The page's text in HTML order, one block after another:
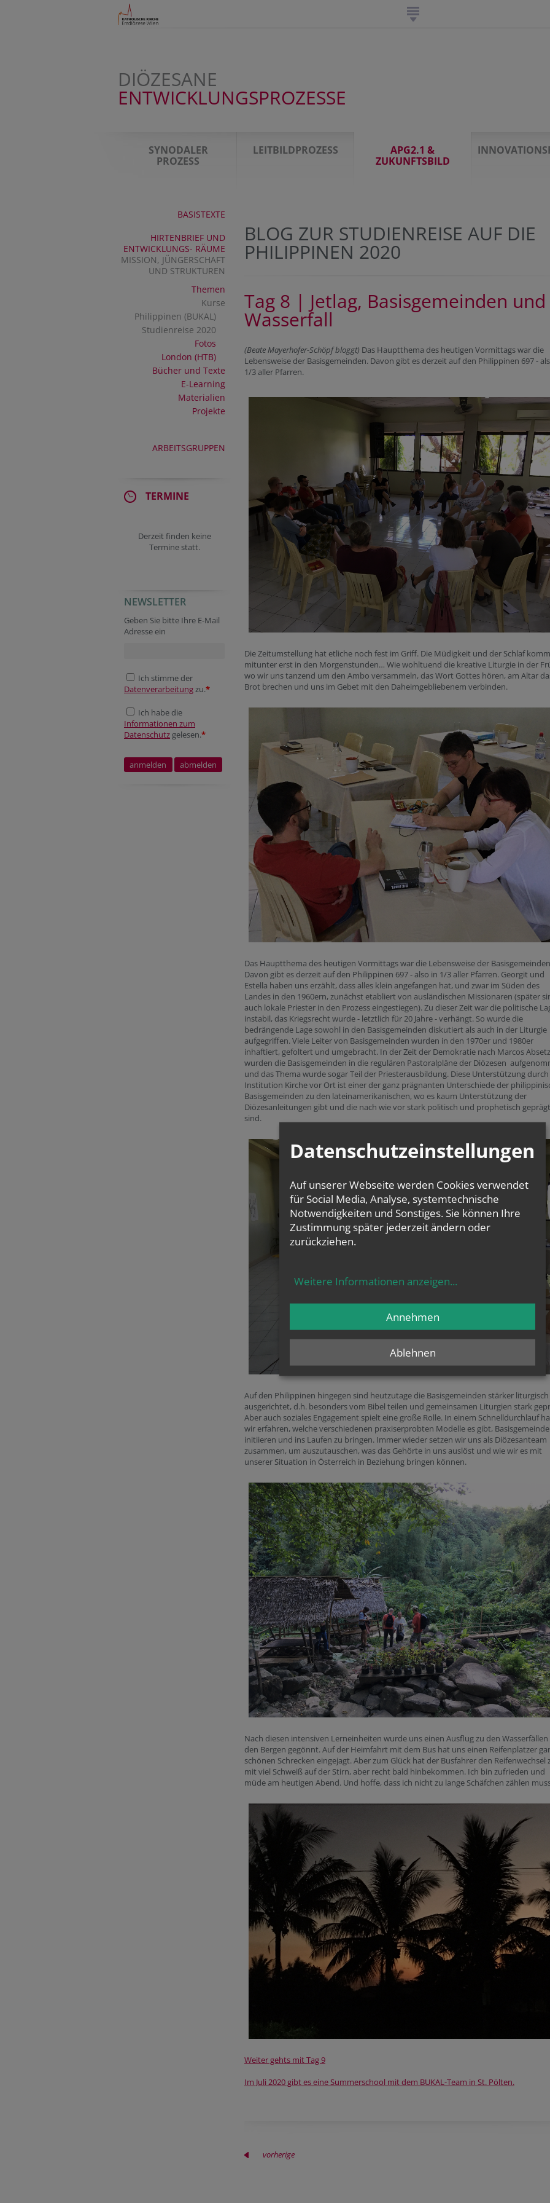
DIÖZESANE
ENTWICKLUNGSPROZESSE
SYNODALER
PROZESS
LEITBILDPROZESS
APG2.1 &
ZUKUNFTSBILD
BASISTEXTE
HIRTENBRIEF UND
ENTWICKLUNGS- RÄUME
MISSION, JÜNGERSCHAFT
UND STRUKTUREN
Themen
Kurse
Philippinen (BUKAL)
Studienreise 2020
Fotos
London (HTB)
Bücher und Texte
E-Learning
Materialien
Projekte
ARBEITSGRUPPEN
TERMINE
Derzeit finden keine
Termine statt.
NEWSLETTER
Geben Sie bitte Ihre E-Mail
Adresse ein
Ich stimme der
Datenverarbeitungzu.*
Ich habe die
Informationen zum
Datenschutz gelesen.*
BLOG ZUR STUDIENREISE AUF DIE
PHILIPPINEN 2020
Tag 8 | Jetlag, Basisgemeinden und
Wasserfall
(Beate Mayerhofer-Schöpf bloggt) Das Hauptthema des heutigen Vormittags war die
Lebensweise der Basisgemeinden. Davon gibt es derzeit auf den Philippinen 697 -
1/3 aller Pfarren.
Die Zeitumstellung hat etliche noch fest im Griff. Die Müdigkeit und der Schlaf
mitunter erst in den Morgenstunden… Wie wohltuend die kreative Liturgie in der
wo wir uns tanzend um den Ambo versammeln, das Wort Gottes hören, am Altar
Brot brechen und uns im Gebet mit den Daheimgebliebenem verbinden.
Das Hauptthema des heutigen Vormittags war die Lebensweise der
Davon gibt es derzeit auf den Philippinen 697 - also in 1/3 aller Pfarren. Georgit und
Estella haben uns erzählt, dass alles klein angefangen hat, und zwar im Süden des
Landes in den 1960ern, zunächst etabliert von ausländischen Missionaren (später
auch lokale Priester in den Prozess eingestiegen). Zu dieser Zeit war die politische
instabil, das Kriegsrecht wurde - letztlich für 20 Jahre - verhängt. So wurde die
bedrängende Lage sowohl in den Basisgemeinden diskutiert als auch in der Liturgie
aufgegriffen. Viele Leiter von Basisgemeinden wurden in den 1970er und 1980er
inhaftiert, gefoltert und umgebracht. In der Zeit der Demokratie nach Marcos
wurden die Basisgemeinden in die regulären Pastoralpläne der Diözesen
und das Thema wurde sogar Teil der Priesterausbildung. Diese Unterstützung
Institution Kirche vor Ort ist einer der ganz prägnanten Unterschiede der
Basisgemeinden zu den lateinamerikanischen, wo es kaum Unterstützung der
Diözesanleitungen gibt und die nach wie vor stark politisch und prophetisch geprägt
sind.
Auf den Philippinen hingegen sind heutzutage die Basisgemeinden stärker liturgisch
ausgerichtet, d.h. besonders vom Bibel teilen und gemeinsamen Liturgien stark
Aber auch soziales Engagement spielt eine große Rolle. In einem Schnelldurchlauf
wir erfahren, welche verschiedenen praxiserprobten Modelle es gibt,
initiieren und ins Laufen zu bringen. Immer wieder setzen wir uns als Diözesanteam
zusammen, um auszutauschen, was das Gehörte in uns auslöst und wie wir es mit
unserer Situation in Österreich in Beziehung bringen können.
Nach diesen intensiven Lerneinheiten wurde uns einen Ausflug zu den Wasserfällen
den Bergen gegönnt. Auf der Heimfahrt mit dem Bus hat uns einen Reifenplatzer
schönen Schrecken eingejagt. Aber zum Glück hat der Busfahrer den Reifenwechsel
mit viel Schweiß auf der Stirn, aber recht bald hinbekommen. Ich bin zufrieden und
müde am heutigen Abend. Und hoffe, dass ich nicht zu lange Schäfchen zählen
Weiter gehts mit Tag 9
Im Juli 2020 gibt es eine Summerschool mit dem BUKAL-Team in St. Pölten.
vorherige
Datenschutzeinstellungen
Auf unserer Webseite werden Cookies verwendet
für Social Media, Analyse, systemtechnische
Notwendigkeiten und Sonstiges. Sie können Ihre
Zustimmung später jederzeit ändern oder
zurückziehen.
Weitere Informationen anzeigen...
Ablehnen
Annehmen